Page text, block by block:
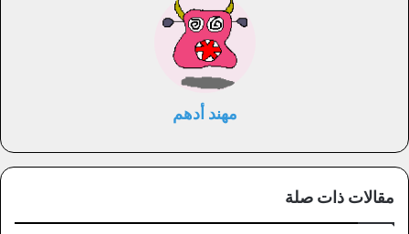
مهند أدهم
مقالات ذات صلة